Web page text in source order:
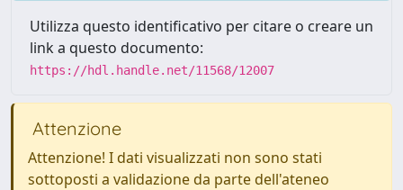
Utilizza questo identificativo per citare o creare un
link a questo documento:
https://hdl.handle.net/11568/12007
Attenzione
Attenzione! I dati visualizzati non sono stati
sottoposti a validazione da parte dell'ateneo